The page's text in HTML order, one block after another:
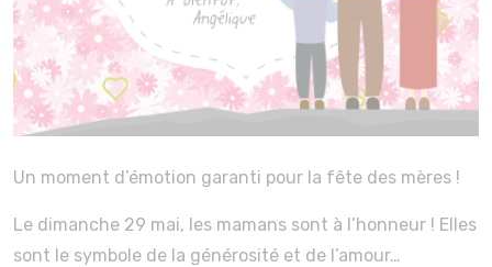
Un moment d’émotion garanti pour la fête des mères !
Le dimanche 29 mai, les mamans sont à l’honneur ! Elles
sont le symbole de la générosité et de l’amour…